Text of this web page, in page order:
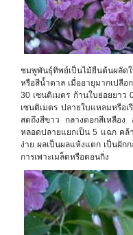
ชมพูพันธุ์ทิพย์เป็นไม้ยืนต้นผลัดใ
หรือสีน้ำตาล เมื่ออายุมากเปลือ
30 เซนติเมตร ก้านใบย่อยยาว
เซนติเมตร ปลายใบแหลมหรือ
สดถึงสีขาว กลางดอกสีเหลือ
หลอดปลายแยกเป็น 5 แฉก คล้
ง่าย ผลเป็นผลแห้งแตก เป็นฝั
การเพาะเมล็ดหรือตอนกิ่ง